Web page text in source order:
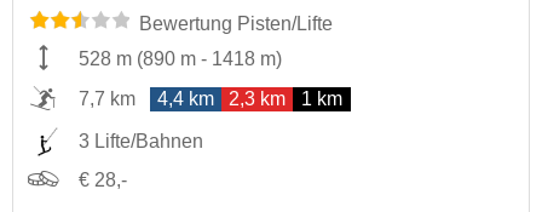
Bewertung Pisten/Lifte
528 m (890 m - 1418 m)
7,7 km
4,4 km 2,3 km 1 km
3 Lifte/Bahnen
€ 28,-